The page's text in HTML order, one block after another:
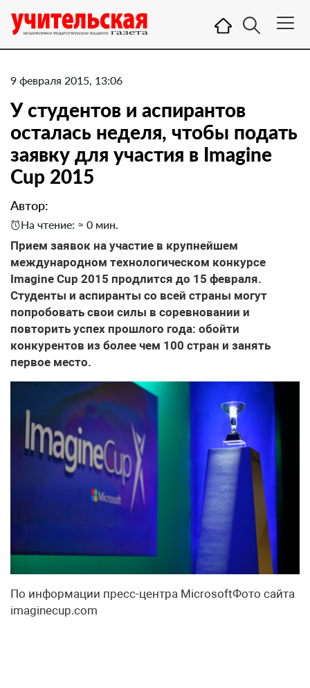
9 февраля 2015, 13:06
У студентов и аспирантов
осталась неделя, чтобы подать
заявку для участия в Imagine
Cup 2015
Автор:
На чтение: ≈ 0 мин.
Прием заявок на участие в крупнейшем
международном технологическом конкурсе
Imagine Cup 2015 продлится до 15 февраля.
Студенты и аспиранты со всей страны могут
попробовать свои силы в соревновании и
повторить успех прошлого года: обойти
конкурентов из более чем 100 стран и занять
первое место.
По информации пресс-центра MicrosoftФото сайта
imaginecup.com